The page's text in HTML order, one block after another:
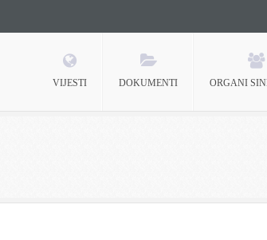
VIJESTI DOKUMENTI ORGANI